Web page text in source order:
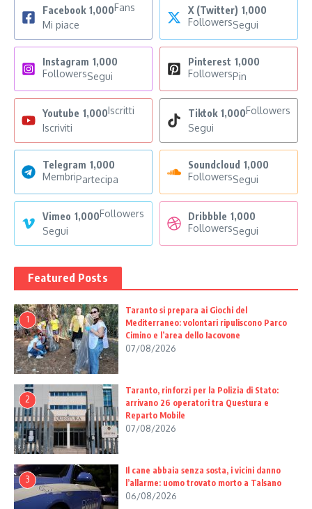
Facebook 1,000Fans
Mi piace
X (Twitter) 1,000
FollowersSegui
Instagram 1,000
FollowersSegui
Pinterest 1,000
FollowersPin
Youtube 1,000Iscritti
Iscriviti
Tiktok 1,000Followers
Segui
Telegram 1,000
MembriPartecipa
Soundcloud 1,000
FollowersSegui
Vimeo 1,000Followers
Segui
Dribbble 1,000
FollowersSegui
Featured Posts
1
Taranto si prepara ai Giochi del
Mediterraneo: volontari ripuliscono Parco
Cimino e l’area dello Iacovone
07/08/2026
2
Taranto, rinforzi per la Polizia di Stato:
arrivano 26 operatori tra Questura e
Reparto Mobile
07/08/2026
3
Il cane abbaia senza sosta, i vicini danno
l’allarme: uomo trovato morto a Talsano
06/08/2026